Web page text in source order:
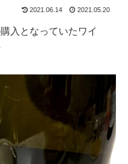
2021.06.14 2021.05.20
入となっていたワイ